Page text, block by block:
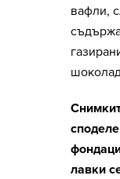
вафли,
лавки